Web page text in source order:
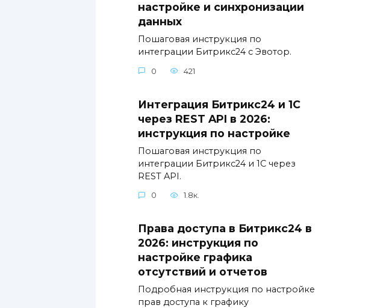
настройке и синхронизации
данных
Пошаговая инструкция по
интеграции Битрикс24 с Эвотор.
0 421
Интеграция Битрикс24 и 1С
через REST API в 2026:
инструкция по настройке
Пошаговая инструкция по
интеграции Битрикс24 и 1С через
REST API.
0 1.8к.
Права доступа в Битрикс24 в
2026: инструкция по
настройке графика
отсутствий и отчетов
Подробная инструкция по настройке
прав доступа к графику